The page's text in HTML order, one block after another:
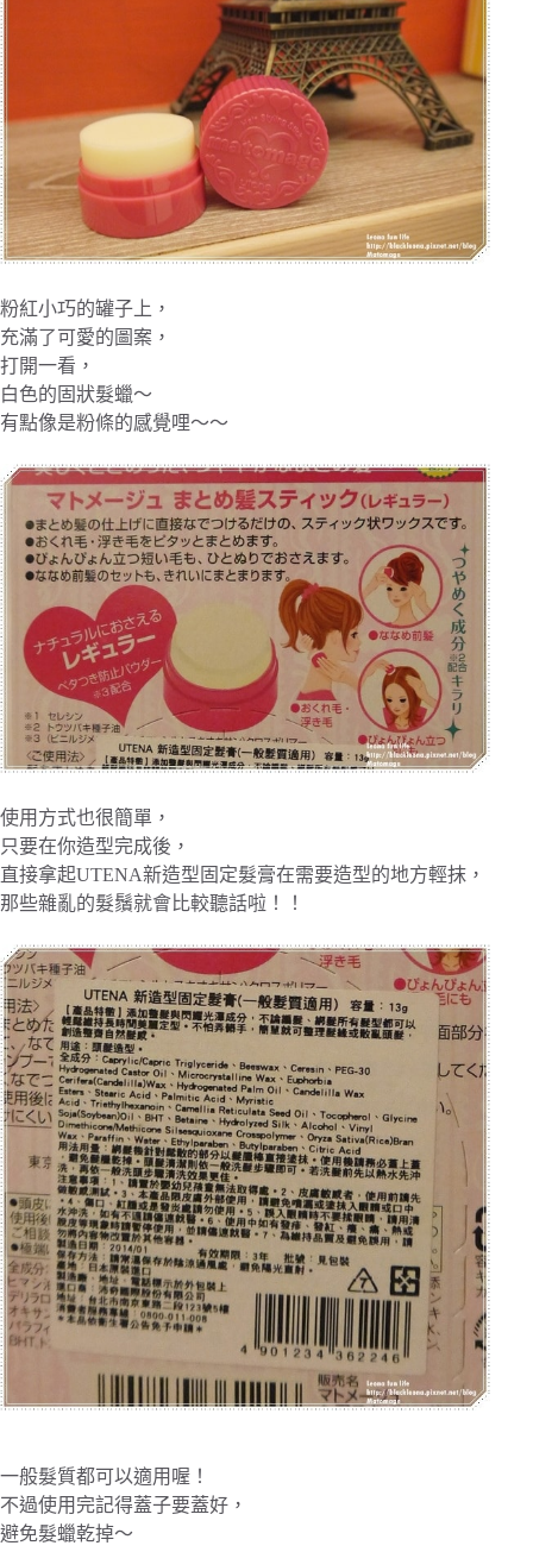
粉紅小巧的罐子上，
充滿了可愛的圖案，
打開一看，
白色的固狀髮蠟～
有點像是粉條的感覺哩～～
使用方式也很簡單，
只要在你造型完成後，
直接拿起UTENA新造型固定髮膏在需要造型的地方輕抹，
那些雜亂的髮鬚就會比較聽話啦！！
一般髮質都可以適用喔！
不過使用完記得蓋子要蓋好，
避免髮蠟乾掉～